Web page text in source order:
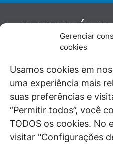
Gerenciar
cookies
Usamos cookies em
uma experiência mais
suas preferências e
“Permitir todos”, você
TODOS os cookies. No
visitar "Configurações
GEN
De maneira
juristas e doutrinadores
diante de questões
universo jurídico.